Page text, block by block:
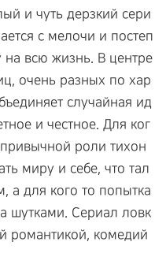
и чуть дерзкий сери
с мелочи и постеп
на всю жизнь. В центре
очень разных по хар
случайная ид
и честное. Для ког
роли тихон
миру и себе, что тал
а для кого то попытка
шутками. Сериал ловк
романтикой, комедий